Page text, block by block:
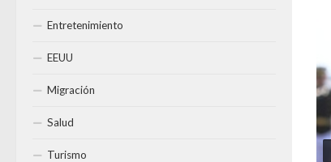
Entretenimiento
EEUU
Migración
Salud
Turismo